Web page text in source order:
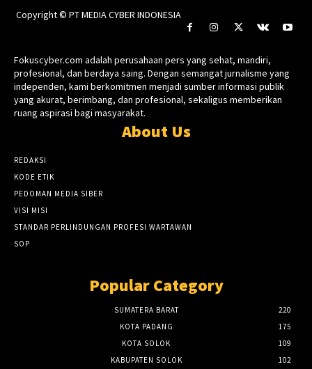
Copyright © PT MEDIA CYBER INDONESIA
Fokuscyber.com adalah perusahaan pers yang sehat, mandiri,
profesional, dan berdaya saing. Dengan semangat jurnalisme yang
independen, kami berkomitmen menjadi sumber informasi publik
yang akurat, berimbang, dan profesional, sekaligus memberikan
ruang aspirasi bagi masyarakat.
About Us
REDAKSI
KODE ETIK
PEDOMAN MEDIA SIBER
VISI MISI
STANDAR PERLINDUNGAN PROFESI WARTAWAN
SOP
Popular Category
SUMATERA BARAT
220
KOTA PADANG
175
KOTA SOLOK
109
KABUPATEN SOLOK
102